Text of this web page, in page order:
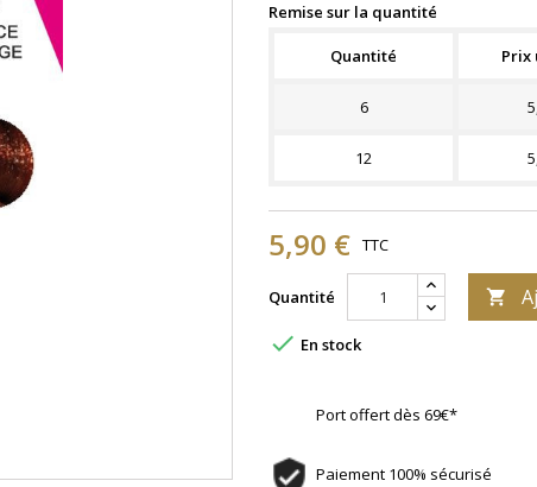
Remise sur la quantité
Quantité Prix
6
12
5,90 € TTC
Quantité 
 En stock
Port offert dès 69€*
Paiement 100% sécurisé